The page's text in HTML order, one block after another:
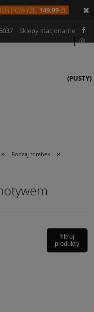
IEŃ POWYŻEJ 149,99ZŁ.
Sklepy stacjonarne
(PUSTY)
» Rodzaj torebek »
filtruj
produkty